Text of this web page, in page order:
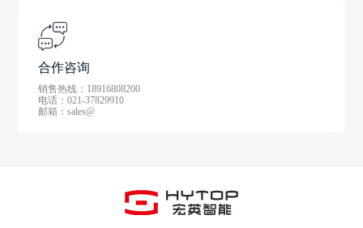
合作咨询
销售热线：18916808200
电话：021-37829910
邮箱：sales@